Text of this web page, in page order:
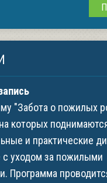
"Забота о пожилых
которых
и практические
с уходом за пожилыми
Программа